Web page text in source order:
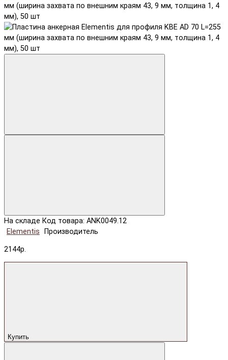
На складе Код товара: ANK0049.12
Elementis
Производитель
2144р.
Купить